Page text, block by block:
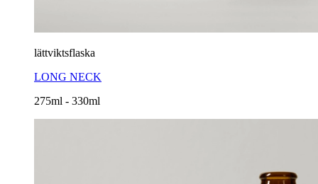
lättviktsflaska
LONG NECK
275ml - 330ml